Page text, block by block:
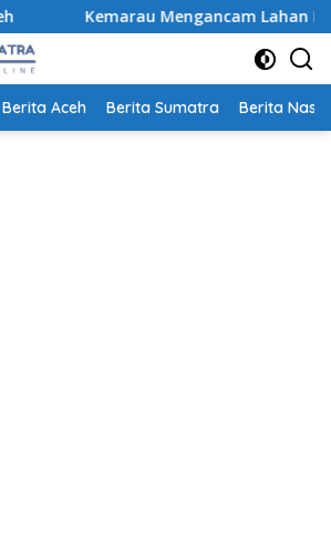
Mengancam Lahan Pertanian,
Berita Aceh Berita Sumatra Berita